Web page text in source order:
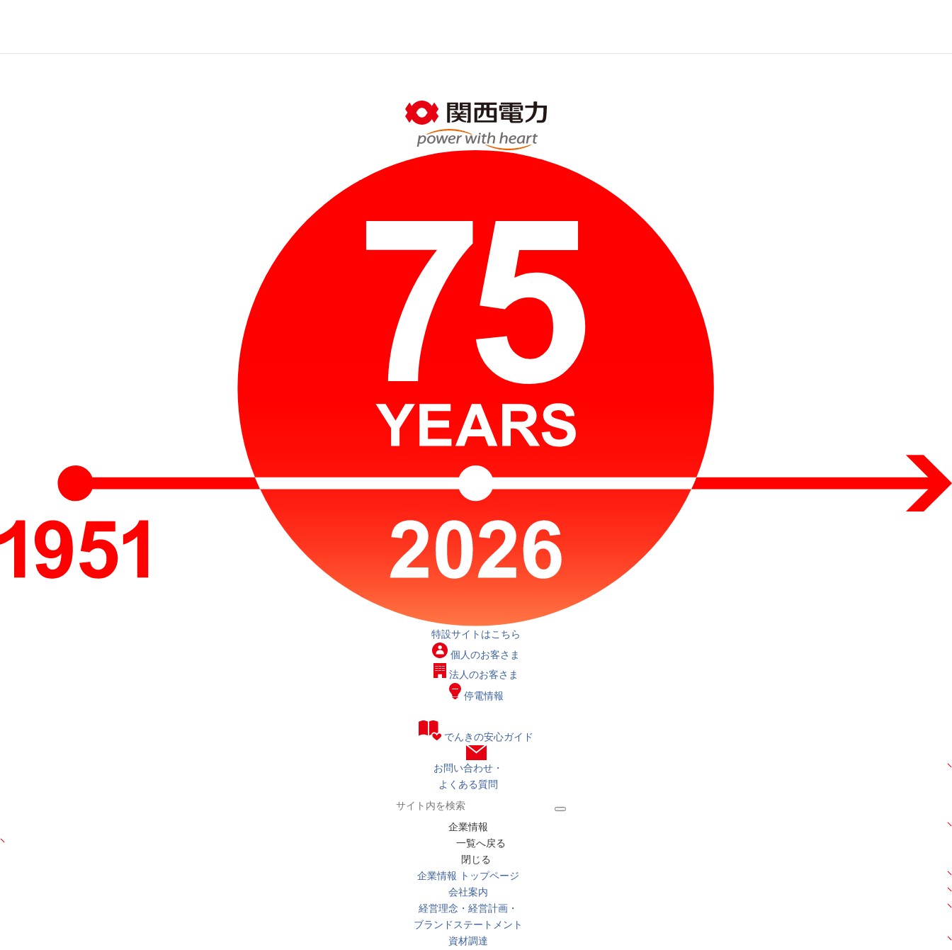
特設サイトはこちら
個人のお客さま
法人のお客さま
停電情報
でんきの安心ガイド
お問い合わせ・
よくある質問
企業情報
一覧へ戻る
閉じる
企業情報 トップページ
会社案内
経営理念・経営計画・
ブランドステートメント
資材調達